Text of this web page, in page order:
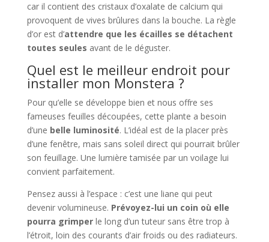
car il contient des cristaux d’oxalate de calcium qui
provoquent de vives brûlures dans la bouche. La règle
d’or est d’attendre que les écailles se détachent
toutes seules avant de le déguster.
Quel est le meilleur endroit pour
installer mon Monstera ?
Pour qu’elle se développe bien et nous offre ses
fameuses feuilles découpées, cette plante a besoin
d’une belle luminosité. L’idéal est de la placer près
d’une fenêtre, mais sans soleil direct qui pourrait brûler
son feuillage. Une lumière tamisée par un voilage lui
convient parfaitement.
Pensez aussi à l’espace : c’est une liane qui peut
devenir volumineuse. Prévoyez-lui un coin où elle
pourra grimperle long d’un tuteur sans être trop à
l’étroit, loin des courants d’air froids ou des radiateurs.